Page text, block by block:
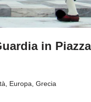
in Piazza
Europa Grecia